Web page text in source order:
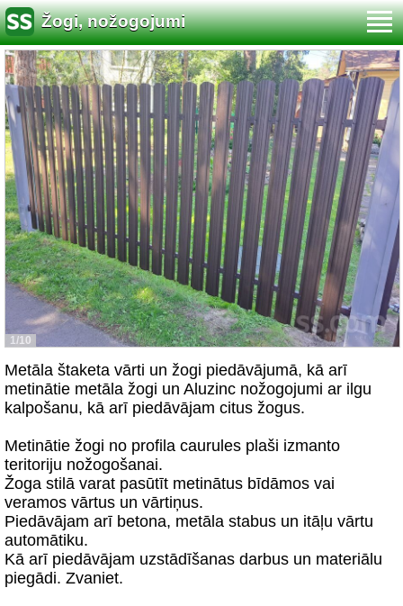
Žogi, nožogojumi
1/10
Metāla štaketa vārti un žogi piedāvājumā, kā arī
metinātie metāla žogi un Aluzinc nožogojumi ar ilgu
kalpošanu, kā arī piedāvājam citus žogus.
Metinātie žogi no profila caurules plaši izmanto
teritoriju nožogošanai.
Žoga stilā varat pasūtīt metinātus bīdāmos vai
veramos vārtus un vārtiņus.
Piedāvājam arī betona, metāla stabus un itāļu vārtu
automātiku.
Kā arī piedāvājam uzstādīšanas darbus un materiālu
piegādi. Zvaniet.